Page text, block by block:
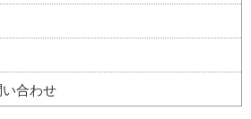
合わせ